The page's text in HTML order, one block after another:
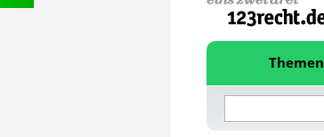
Themen